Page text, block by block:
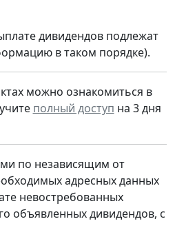
дивидендов подлежат
в таком порядке).
можно ознакомиться в
полный доступ на 3 дня
по независящим от
адресных данных
невостребованных
объявленных дивидендов, с